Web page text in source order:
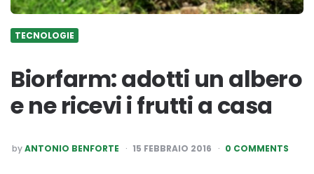
TECNOLOGIE
Biorfarm: adotti un albero
e ne ricevi i frutti a casa
POSTED
BY
byANTONIO BENFORTE 15 FEBBRAIO 2016 0 COMMENTS